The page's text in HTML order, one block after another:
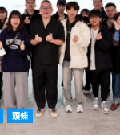
頭條